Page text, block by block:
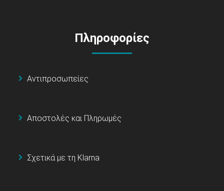
Πληροφορίες
Αντιπροσωπείες
Αποστολές και Πληρωμές
Σχετικά με τη Klarna